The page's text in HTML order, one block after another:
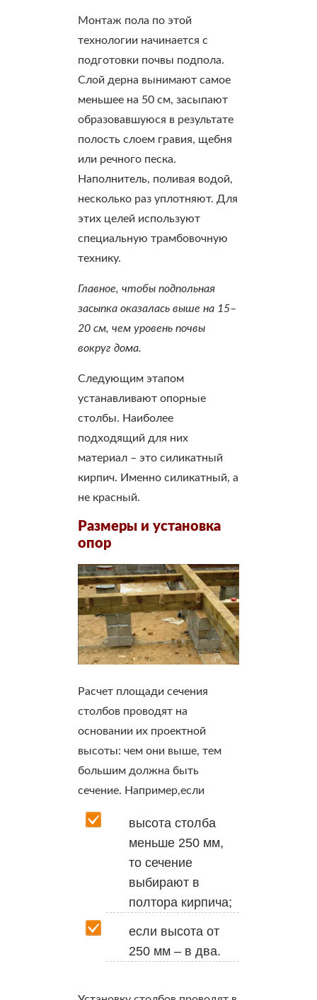
Монтаж пола по этой
технологии начинается с
подготовки почвы подпола.
Слой дерна вынимают самое
меньшее на 50 см, засыпают
образовавшуюся в результате
полость слоем гравия, щебня
или речного песка.
Наполнитель, поливая водой,
несколько раз уплотняют. Для
этих целей используют
специальную трамбовочную
технику.
Главное, чтобы подпольная
засыпка оказалась выше на 15–
20 см, чем уровень почвы
вокруг дома.
Следующим этапом
устанавливают опорные
столбы. Наиболее
подходящий для них
материал – это силикатный
кирпич. Именно силикатный, а
не красный.
Размеры и установка
опор
Расчет площади сечения
столбов проводят на
основании их проектной
высоты: чем они выше, тем
большим должна быть
сечение. Например,если
высота столба
меньше 250 мм,
то сечение
выбирают в
полтора кирпича;
если высота от
250 мм – в два.